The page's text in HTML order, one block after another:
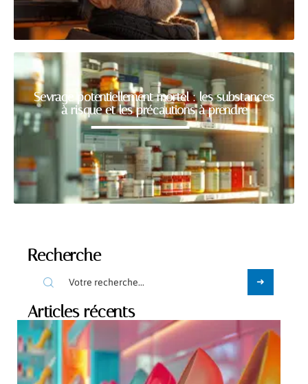
Sevrage potentiellement mortel : les substances
à risque et les précautions à prendre
Recherche
Articles récents